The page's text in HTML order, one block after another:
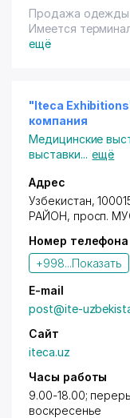
Продажа одежды
Имеется
Скидки не
ещё
"Iteca
компания
Медицинские
выставки... ещё
Адрес
Узбекистан,
РАЙОН, просп.
Номер телефона
+998...Показать
E-mail
post@ite-
Сайт
iteca.uz
Часы работы
9.00-18.00;
воскресенье